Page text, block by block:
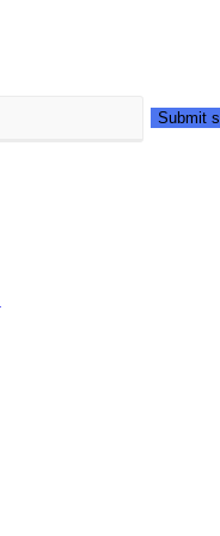
Submit